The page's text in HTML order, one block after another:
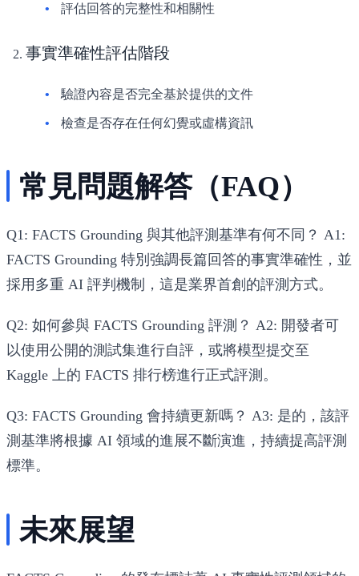
評估回答的完整性和相關性
事實準確性評估階段
驗證內容是否完全基於提供的文件
檢查是否存在任何幻覺或虛構資訊
常見問題解答（FAQ）
Q1: FACTS Grounding 與其他評測基準有何不同？ A1:
FACTS Grounding 特別強調長篇回答的事實準確性，並
採用多重 AI 評判機制，這是業界首創的評測方式。
Q2: 如何參與 FACTS Grounding 評測？ A2: 開發者可
以使用公開的測試集進行自評，或將模型提交至
Kaggle 上的 FACTS 排行榜進行正式評測。
Q3: FACTS Grounding 會持續更新嗎？ A3: 是的，該評
測基準將根據 AI 領域的進展不斷演進，持續提高評測
標準。
未來展望